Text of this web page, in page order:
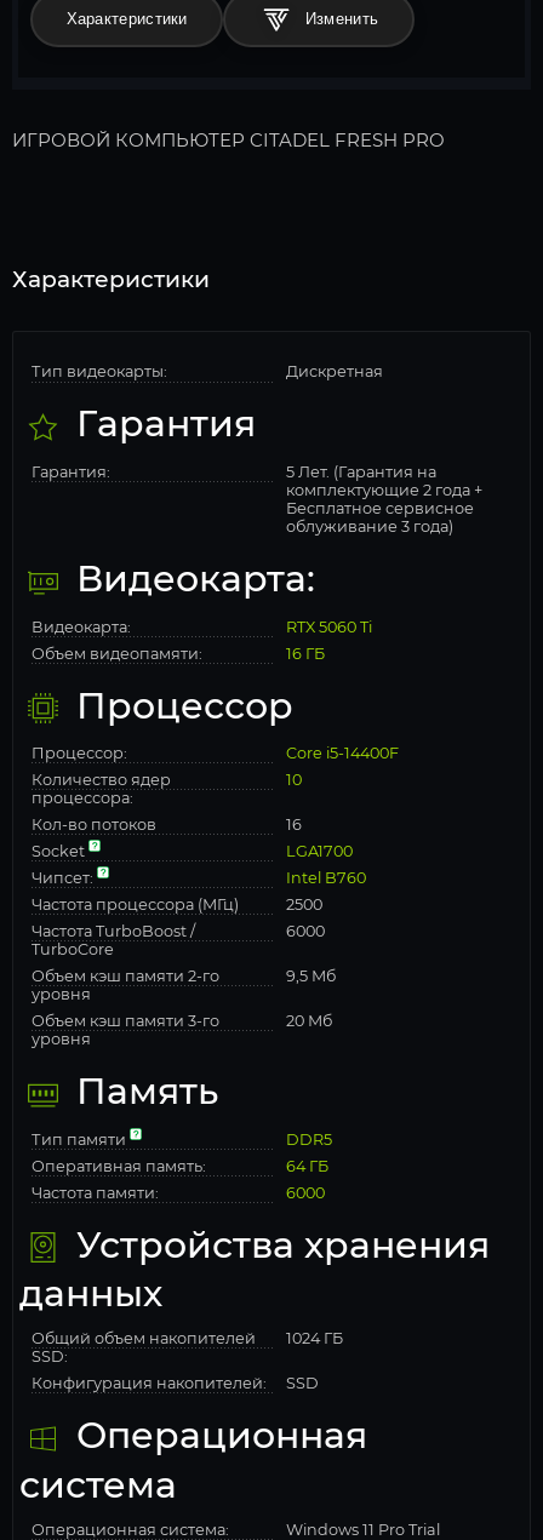
Характеристики
ИГРОВОЙ КОМПЬЮТЕР CITADEL FRESH PRO
Характеристики
Тип видеокарты: Дискретная
Гарантия
Гарантия:
5 Лет. (Гарантия на
комплектующие 2 года +
Бесплатное сервисное
облуживание 3 года)
Видеокарта:
Видеокарта:
RTX 5060 Ti
Объем видеопамяти:
16 ГБ
Процессор
Процессор:
Core i5-14400F
Количество ядер
процессора:
10
Кол-во потоков
16
Socket
LGA1700
Чипсет:
Intel B760
Частота процессора (МГц)
2500
Частота TurboBoost /
TurboCore
6000
Объем кэш памяти 2-го
уровня
9,5 Мб
Объем кэш памяти 3-го
уровня
20 Мб
Память
Тип памяти
DDR5
Оперативная память:
64 ГБ
Частота памяти:
6000
Устройства хранения
данных
Общий объем накопителей
SSD:
1024 ГБ
Конфигурация накопителей: SSD
Операционная
система
Операционная система: Windows 11 Pro Trial